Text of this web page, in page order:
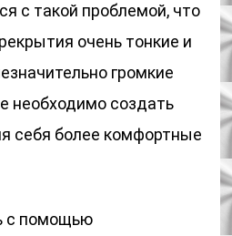
с такой проблемой, что
очень тонкие и
громкие
необходимо создать
себя более комфортные
с помощью